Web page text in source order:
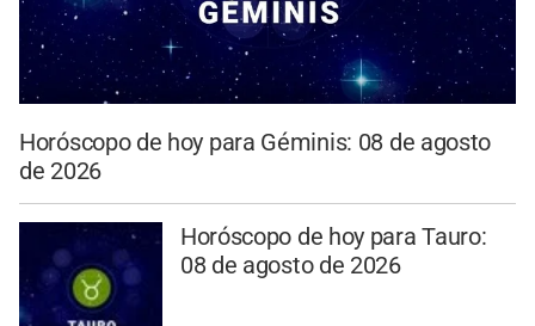
Horóscopo de hoy para Géminis: 08 de agosto
de 2026
Horóscopo de hoy para Tauro:
08 de agosto de 2026